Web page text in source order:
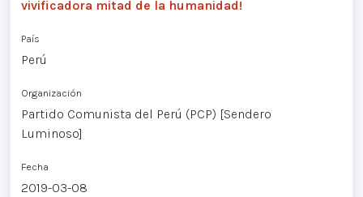
vivificadora mitad de la humanidad!
País
Perú
Organización
Partido Comunista del Perú (PCP) [Sendero
Luminoso]
Fecha
2019-03-08